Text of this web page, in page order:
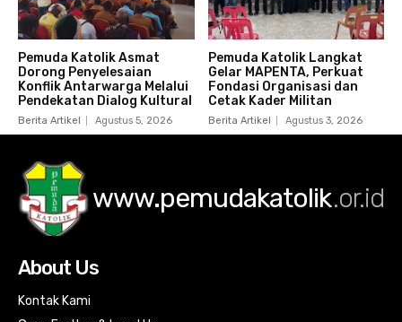
Pemuda Katolik Asmat
Dorong Penyelesaian
Konflik Antarwarga Melalui
Pendekatan Dialog Kultural
Berita Artikel Agustus 5, 2026
Pemuda Katolik Langkat
Gelar MAPENTA, Perkuat
Fondasi Organisasi dan
Cetak Kader Militan
Berita Artikel Agustus 3, 2026
www.pemudakatolik.or.id
About Us
Kontak Kami